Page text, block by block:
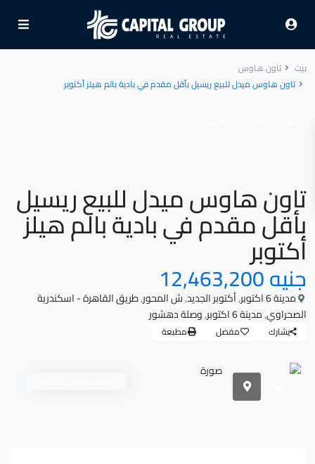
بيت
تاون هاوس
تاون هاوس ميدل للبيع ريسيل بأقل مقدم في بادية بالم هيلز أكتوبر
تاون هاوس ميدل للبيع ريسيل
بأقل مقدم في بادية بالم هيلز
أكتوبر
جنيه 12,463,200
مدينة 6 اكتوبر ,أكتوبر الجديد,ش المحور,طريق القاهرة - اسكندرية
الصحراوي,مدينة 6 اكتوبر ,وصلة دهشور
يشارك مفضل مطبعة